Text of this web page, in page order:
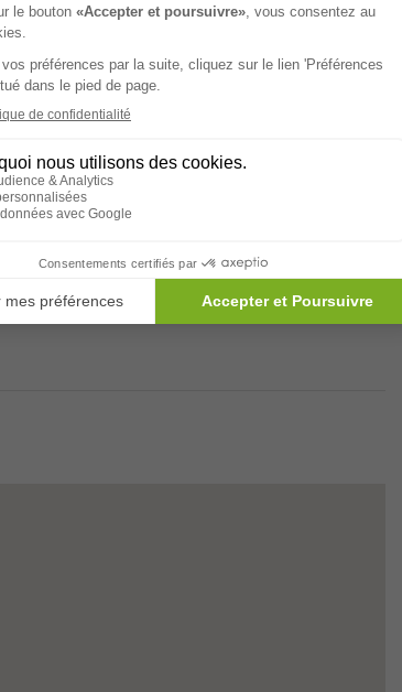
de compagnie acceptés
des régimes alimentaires